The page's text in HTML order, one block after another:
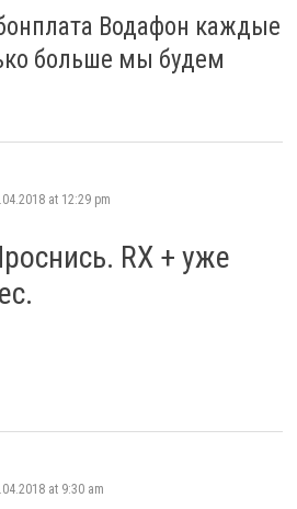
Водафон каждые
больше мы будем
at 12:29 pm
RX + уже
at 9:30 am